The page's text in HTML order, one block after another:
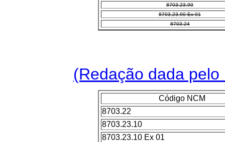
8703.23.90
8703.23.90 Ex 01
8703.24
(Redação dada
Código NCM
8703.22
8703.23.10
8703.23.10 Ex 01